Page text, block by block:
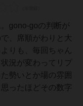
gono-goの判断が
、席順がわりと大
りも、毎回ちゃん
況が変わってリプ
勢いとか場の雰囲
ったほどその数字